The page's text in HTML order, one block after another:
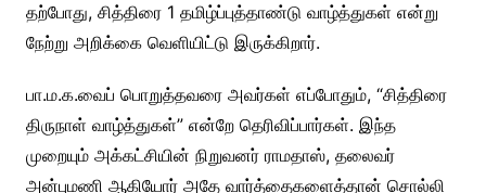
தற்போது, சித்திரை 1 தமிழ்ப்புத்தாண்டு வாழ்த்துகள் என்று
நேற்று அறிக்கை வெளியிட்டு இருக்கிறார்.
பா.ம.க.வைப் பொறுத்தவரை அவர்கள் எப்போதும், “சித்திரை
திருநாள் வாழ்த்துகள்” என்றே தெரிவிப்பார்கள். இந்த
முறையும் அக்கட்சியின் நிறுவனர் ராமதாஸ், தலைவர்
அன்புமணி ஆகியோர் அதே வார்த்தைகளைத்தான் சொல்லி